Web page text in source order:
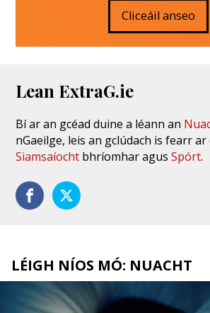
Cliceáil anseo
Lean ExtraG.ie
Bí ar an gcéad duine a léann an
nGaeilge, leis an gclúdach is fearr
Siamsaíocht bhríomhar agusSpórt.
LÉIGH NÍOS MÓ: NUACHT